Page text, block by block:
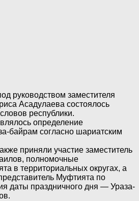
руководством заместителя
Асадулаева состоялось
республики.
определение
байрам согласно шариатским
приняли участие заместитель
полномочные
в территориальных округах, а
Муфтията по
даты праздничного дня — Ураза-